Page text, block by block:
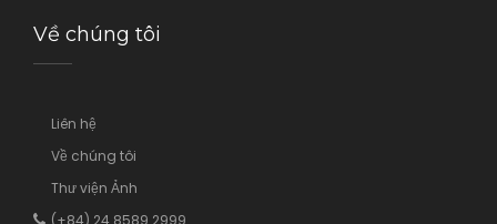
Về chúng tôi
Liên hệ
Về chúng tôi
Thư viện Ảnh
(+84) 24 8589 2999